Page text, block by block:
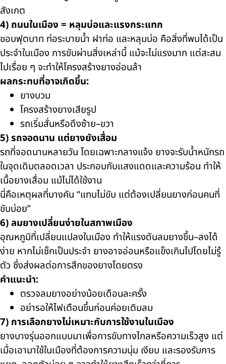
สังเกต
4) ถนนในเมือง = หลุมบ่อและแรงกระแทก
ขอบฟุตบาท ท่อระบายน้ำ ฝาท่อ และหลุมบ่อ คือสิ่งที่พบได้เป็น
ประจำในเมือง การขับผ่านสิ่งเหล่านี้ แม้จะไม่แรงมาก แต่สะสม
ไปเรื่อย ๆ จะทำให้โครงสร้างยางอ่อนล้า
ผลกระทบที่อาจเกิดขึ้น:
ยางบวม
โครงสร้างยางเสียรูป
รถเริ่มสั่นหรือดึงซ้าย–ขวา
5) รถจอดนาน แต่ยางยังเสื่อม
รถที่จอดนานหลายวัน โดยเฉพาะกลางแจ้ง ยางจะรับน้ำหนักรถ
ในจุดเดิมตลอดเวลา ประกอบกับแสงแดดและความร้อน ทำให้
เนื้อยางเสื่อม แม้ไม่ได้ใช้งาน
นี่คือเหตุผลที่บางคัน “แทบไม่ขับ แต่ต้องเปลี่ยนยางก่อนคนที่
ขับบ่อย”
6) ลมยางเปลี่ยนง่ายในสภาพเมือง
อุณหภูมิที่เปลี่ยนแปลงในเมือง ทำให้แรงดันลมยางขึ้น–ลงได้
ง่าย หากไม่เช็กเป็นประจำ ยางอาจอ่อนหรือแข็งเกินไปโดยไม่รู้
ตัว ซึ่งส่งผลต่อการสึกของยางโดยตรง
คำแนะนำ:
ตรวจลมยางอย่างน้อยเดือนละครั้ง
อย่ารอให้ไฟเตือนขึ้นก่อนค่อยเติมลม
7) การเลือกยางไม่เหมาะกับการใช้งานในเมือง
ยางบางรุ่นออกแบบมาเพื่อการขับทางไกลหรือความเร็วสูง แต่
เมื่อเอามาใช้ในเมืองที่ต้องการความนุ่ม เงียบ และรองรับการ